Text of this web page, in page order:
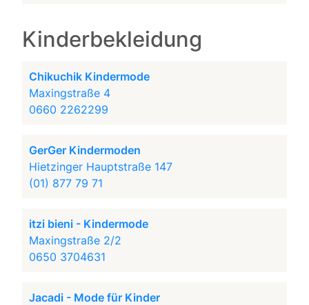
Kinderbekleidung
Chikuchik Kindermode
Maxingstraße 4
0660 2262299
GerGer Kindermoden
Hietzinger Hauptstraße 147
(01) 877 79 71
itzi bieni - Kindermode
Maxingstraße 2/2
0650 3704631
Jacadi - Mode für Kinder